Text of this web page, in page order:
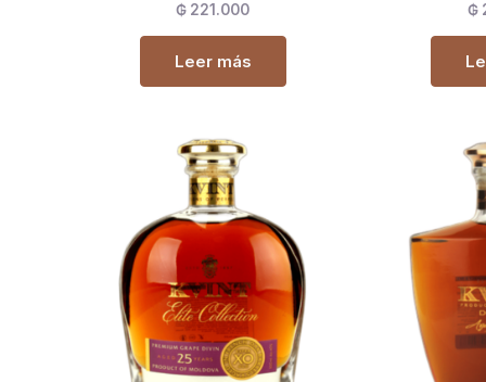
₲ 221.000
Leer más
₲